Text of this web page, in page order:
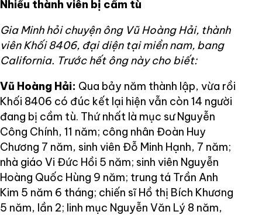
Nhiều thành viên bị cầm tù
Gia Minh hỏi chuyện ông Vũ Hoàng Hải, thành
viên Khối 8406, đại diện tại miền nam, bang
California. Trước hết ông này cho biết:
Vũ Hoàng Hải: Qua bảy năm thành lập, vừa rồi
Khối 8406 có đúc kết lại hiện vẫn còn 14 người
đang bị cầm tù. Thứ nhất là mục sư Nguyễn
Công Chính, 11 năm; công nhân Đoàn Huy
Chương 7 năm, sinh viên Đỗ Minh Hạnh, 7 năm;
nhà giáo Vi Đức Hồi 5 năm; sinh viên Nguyễn
Hoàng Quốc Hùng 9 năm; trung tá Trần Anh
Kim 5 năm 6 tháng; chiến sĩ Hồ thị Bích Khương
5 năm, lần 2; linh mục Nguyễn Văn Lý 8 năm,